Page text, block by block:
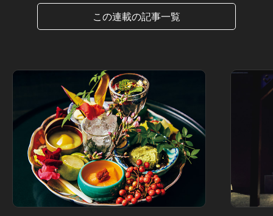
この連載の記事一覧